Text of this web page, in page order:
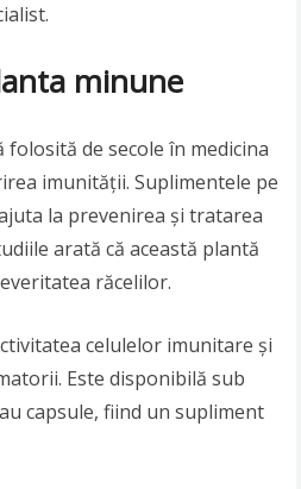
minune
folosită de secole în medicina
imunității. Suplimentele pe
la prevenirea și tratarea
arată că această plantă
răcelilor.
celulelor imunitare și
Este disponibilă sub
capsule, fiind un supliment